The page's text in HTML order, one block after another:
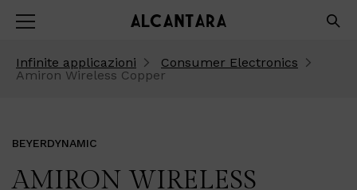
Infinite applicazioni
Consumer Electronics
Amiron Wireless Copper
BEYERDYNAMIC
AMIRON WIRELESS